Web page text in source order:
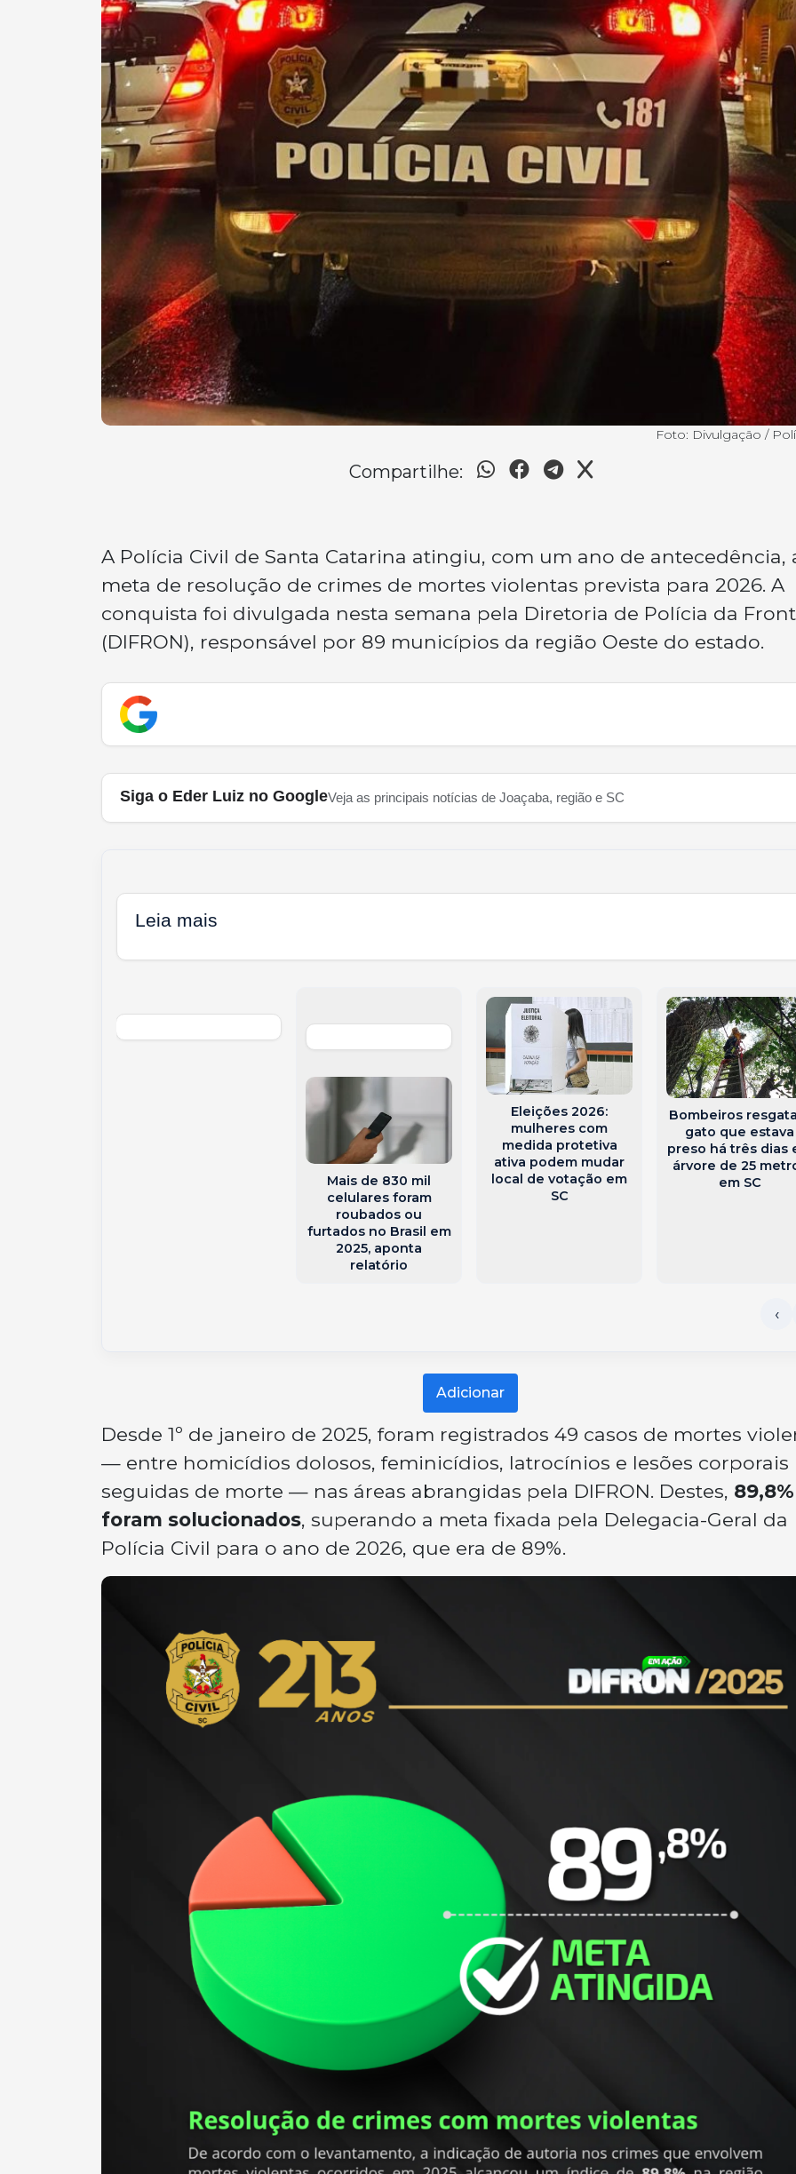
Foto: Divulgação /
Compartilhe:
A Polícia Civil de Santa Catarina atingiu, com um ano de antecedência,
meta de resolução de crimes de mortes violentas prevista para 2026. A
conquista foi divulgada nesta semana pela Diretoria de Polícia da
(DIFRON), responsável por 89 municípios da região Oeste do estado.
Siga o Eder Luiz no GoogleVeja as principais notícias de Joaçaba, região e SC
Leia mais
Mais de 830 mil
celulares foram
roubados ou
furtados no Brasil em
2025, aponta
relatório
Eleições 2026:
mulheres com
medida protetiva
ativa podem mudar
local de votação em
SC
Bombeiros
gato que estava
preso há três dias
árvore de 25
em SC
Adicionar
Desde 1º de janeiro de 2025, foram registrados 49 casos de mortes
— entre homicídios dolosos, feminicídios, latrocínios e lesões corporais
seguidas de morte — nas áreas abrangidas pela DIFRON. Destes,
foram solucionados, superando a meta fixada pela Delegacia-Geral da
Polícia Civil para o ano de 2026, que era de 89%.